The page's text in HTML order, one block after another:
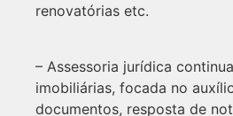
renovatórias etc.
– Assessoria jurídica
imobiliárias, focada no
documentos, resposta de